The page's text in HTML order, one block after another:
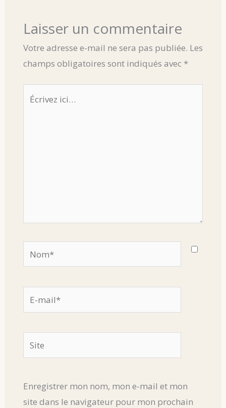
Laisser un commentaire
Votre adresse e-mail ne sera pas publiée. Les
champs obligatoires sont indiqués avec *
Écrivez
Nom*
E-
mail*
Site
Enregistrer mon nom, mon e-mail et mon
site dans le navigateur pour mon prochain